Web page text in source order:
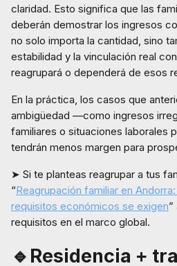
claridad. Esto significa que las
deberán demostrar los ingresos
no solo importa la cantidad, sino
estabilidad y la vinculación real
reagrupará o dependerá de esos
En la práctica, los casos que
ambigüedad —como ingresos
familiares o situaciones laborales
tendrán menos margen para
➤ Si te planteas reagrupar a tus
“Reagrupación familiar en
requisitos económicos se exigen
requisitos en el marco global.
🔹Residencia +